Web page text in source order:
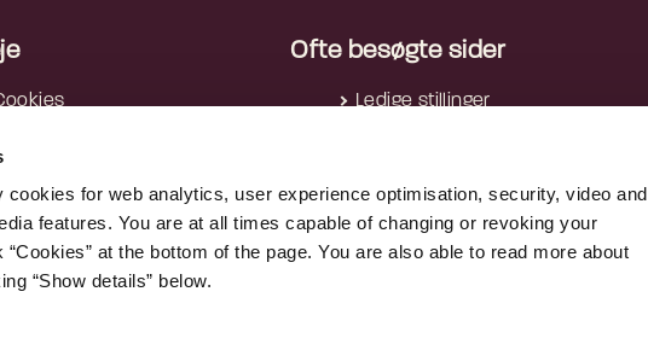
cookies for web analytics, user experience optimisation, security, video and
features. You are at all times capable of changing or revoking your
at the bottom of the page. You are also able to read more about
“Show details” below.
-
Ofte besøgte sider
Ledige stillinger
AltID
Nummerregistret
Tjekditnet.dk